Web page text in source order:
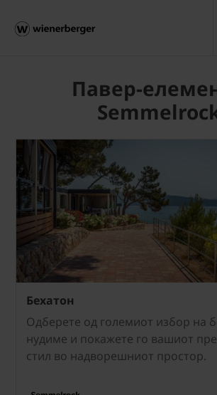
Павер-
Бехатон
Одберете од големиот избор на
нудиме и покажете го вашиот
стил во надворешниот простор.